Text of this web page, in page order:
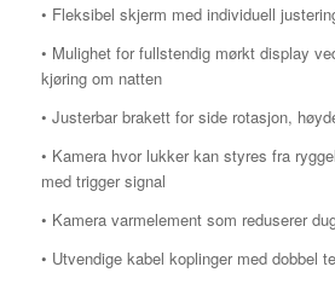
• Fleksibel skjerm med individuell
• Mulighet for fullstendig mørkt display
kjøring om natten
• Justerbar brakett for side rotasjon,
• Kamera hvor lukker kan styres fra
med trigger signal
• Kamera varmelement som reduserer
• Utvendige kabel koplinger med dobbel